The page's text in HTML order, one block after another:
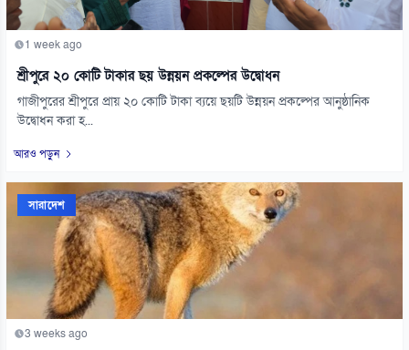
1 week ago
শ্রীপুরে ২০ কোটি টাকার ছয় উন্নয়ন প্রকল্পের উদ্বোধন
গাজীপুরের শ্রীপুরে প্রায় ২০ কোটি টাকা ব্যয়ে ছয়টি উন্নয়ন প্রকল্পের আনুষ্ঠানিক
উদ্বোধন করা হ...
আরও পড়ুন
সারাদেশ
3 weeks ago